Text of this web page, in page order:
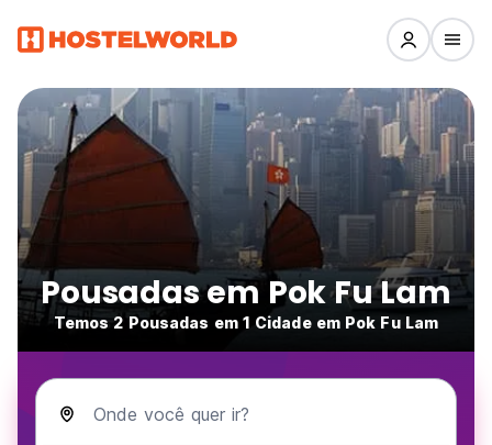
Pousadas em Pok Fu Lam
Temos 2 Pousadas em 1 Cidade em Pok Fu Lam
Onde você quer ir?